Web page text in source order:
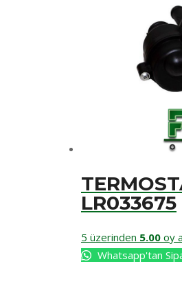
LR033675
5 üzerinden 5.00 oy
Whatsapp'tan